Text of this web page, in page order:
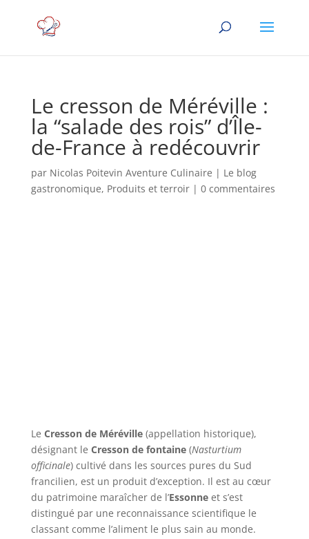
Le cresson de Méréville :
la “salade des rois” d’Île-
de-France à redécouvrir
par Nicolas Poitevin Aventure Culinaire | Le blog
gastronomique, Produits et terroir| 0 commentaires
Le Cresson de Méréville(appellation historique),
désignant le Cresson de fontaine(Nasturtium
officinale) cultivé dans les sources pures du Sud
francilien, est un produit d’exception. Il est au cœur
du patrimoine maraîcher de l’Essonneet s’est
distingué par une reconnaissance scientifique le
classant comme l’aliment le plus sain au monde.